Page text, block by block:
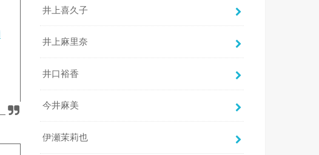
井上喜久子
井上麻里奈
井口裕香
今井麻美
伊瀬茉莉也